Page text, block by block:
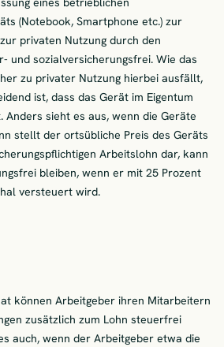
(Notebook, Smartphone etc.) zur
privaten Nutzung durch den
und sozialversicherungsfrei. Wie das
zu privater Nutzung hierbei ausfällt,
ist, dass das Gerät im Eigentum
Anders sieht es aus, wenn die Geräte
stellt der ortsübliche Preis des Geräts
Arbeitslohn dar, kann
bleiben, wenn er mit 25 Prozent
versteuert wird.
können Arbeitgeber ihren Mitarbeitern
zusätzlich zum Lohn steuerfrei
auch, wenn der Arbeitgeber etwa die